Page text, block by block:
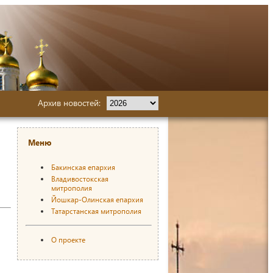
Архив новостей:
Меню
Бакинская епархия
Владивостокская
митрополия
Йошкар-Олинская епархия
Татарстанская митрополия
О проекте